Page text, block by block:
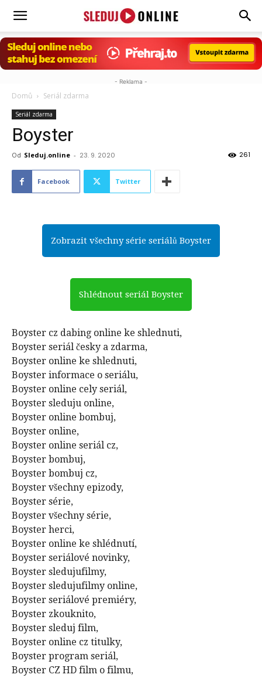
Sleduj.online
- Reklama -
Domů Seriál zdarma
Seriál zdarma
Boyster
Od Sleduj.online - 23. 9. 2020 261
Facebook Twitter
Zobrazit všechny série seriálů Boyster
Shlédnout seriál Boyster
Boyster cz dabing online ke shlednuti,
Boyster seriál česky a zdarma,
Boyster online ke shlednuti,
Boyster informace o seriálu,
Boyster online cely seriál,
Boyster sleduju online,
Boyster online bombuj,
Boyster online,
Boyster online seriál cz,
Boyster bombuj,
Boyster bombuj cz,
Boyster všechny epizody,
Boyster série,
Boyster všechny série,
Boyster herci,
Boyster online ke shlédnutí,
Boyster seriálové novinky,
Boyster sledujufilmy,
Boyster sledujufilmy online,
Boyster seriálové premiéry,
Boyster zkouknito,
Boyster sleduj film,
Boyster online cz titulky,
Boyster program seriál,
Boyster CZ HD film o filmu,